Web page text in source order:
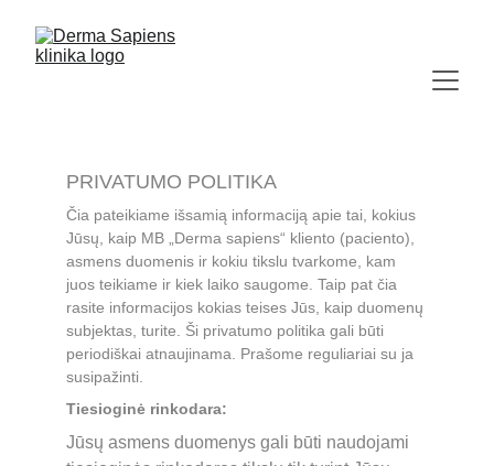
PRIVATUMO POLITIKA
Čia pateikiame išsamią informaciją apie tai, kokius
Jūsų, kaip MB „Derma sapiens“ kliento (paciento),
asmens duomenis ir kokiu tikslu tvarkome, kam
juos teikiame ir kiek laiko saugome. Taip pat čia
rasite informacijos kokias teises Jūs, kaip duomenų
subjektas, turite. Ši privatumo politika gali būti
periodiškai atnaujinama. Prašome reguliariai su ja
susipažinti.
Tiesioginė rinkodara:
Jūsų asmens duomenys gali būti naudojami